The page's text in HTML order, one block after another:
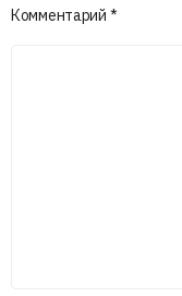
Комментарий *